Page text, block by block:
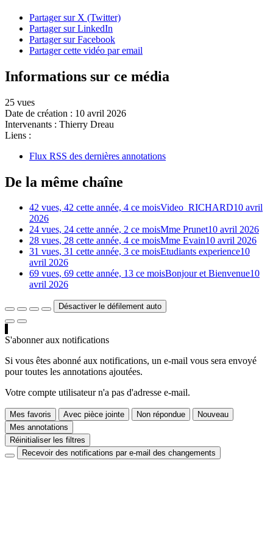
Partager sur X (Twitter)
Partager sur LinkedIn
Partager sur Facebook
Partager cette vidéo par email
Informations sur ce média
25 vues
Date de création : 10 avril 2026
Intervenants : Thierry Dreau
Liens :
Flux RSS des dernières annotations
De la même chaîne
42 vues, 42 cette année, 4 ce moisVideo_RICHARD10 avril
2026
24 vues, 24 cette année, 2 ce moisMme Prunet10 avril 2026
28 vues, 28 cette année, 4 ce moisMme Evain10 avril 2026
31 vues, 31 cette année, 3 ce moisEtudiants experience10
avril 2026
69 vues, 69 cette année, 13 ce moisBonjour et Bienvenue10
avril 2026
Désactiver le défilement auto
S'abonner aux notifications
Si vous êtes abonné aux notifications, un e-mail vous sera envoyé
pour toutes les annotations ajoutées.
Votre compte utilisateur n'a pas d'adresse e-mail.
Mes favoris Avec pièce jointe Non répondue
Nouveau
Mes annotations
Réinitialiser les filtres
Recevoir des notifications par e-mail des changements